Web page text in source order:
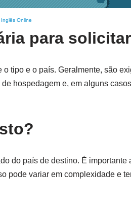
Online
para
tipo e o país. Geralmente, são
hospedagem e, em alguns
do país de destino. É importante
pode variar em complexidade e